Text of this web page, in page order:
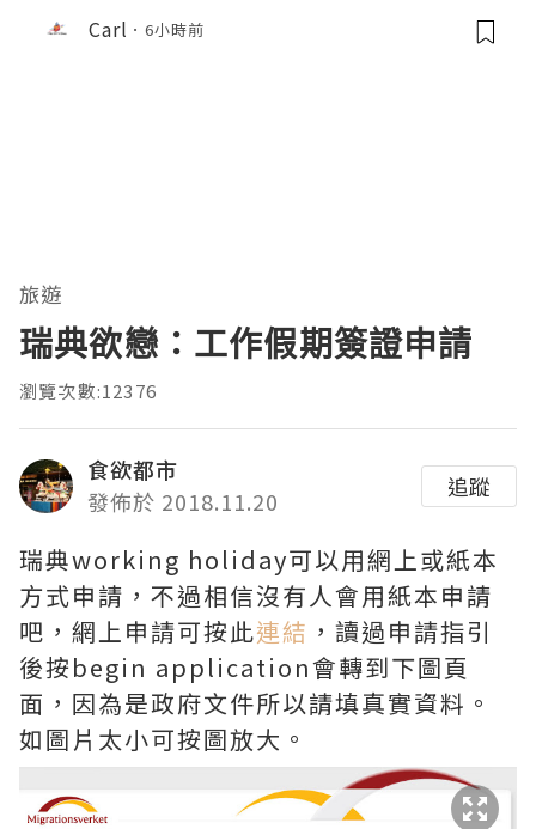
Carl 6小時前
旅遊
瑞典欲戀：工作假期簽證申請
瀏覽次數:12376
食欲都市
發佈於 2018.11.20
追蹤
瑞典working holiday可以用網上或紙本
方式申請，不過相信沒有人會用紙本申請
吧，網上申請可按此連結 ，讀過申請指引
後按begin application會轉到下圖頁
面，因為是政府文件所以請填真實資料。
如圖片太小可按圖放大。